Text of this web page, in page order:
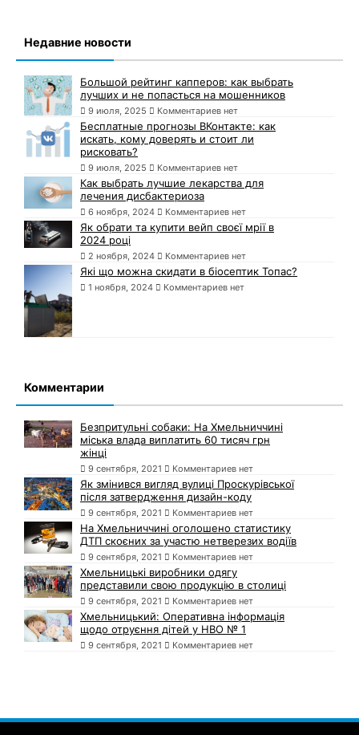
Недавние новости
Большой рейтинг капперов: как выбрать
лучших и не попасться на мошенников
9 июля, 2025 Комментариев нет
Бесплатные прогнозы ВКонтакте: как
искать, кому доверять и стоит ли
рисковать?
9 июля, 2025 Комментариев нет
Как выбрать лучшие лекарства для
лечения дисбактериоза
6 ноября, 2024 Комментариев нет
Як обрати та купити вейп своєї мрії в
2024 році
2 ноября, 2024 Комментариев нет
Які що можна скидати в біосептик Топас?
1 ноября, 2024 Комментариев нет
Комментарии
Безпритульні собаки: На Хмельниччині
міська влада виплатить 60 тисяч грн
жінці
9 сентября, 2021 Комментариев нет
Як змінився вигляд вулиці Проскурівської
після затвердження дизайн-коду
9 сентября, 2021 Комментариев нет
На Хмельниччині оголошено статистику
ДТП скоєних за участю нетверезих водіїв
9 сентября, 2021 Комментариев нет
Хмельницькі виробники одягу
представили свою продукцію в столиці
9 сентября, 2021 Комментариев нет
Хмельницький: Оперативна інформація
щодо отруєння дітей у НВО № 1
9 сентября, 2021 Комментариев нет